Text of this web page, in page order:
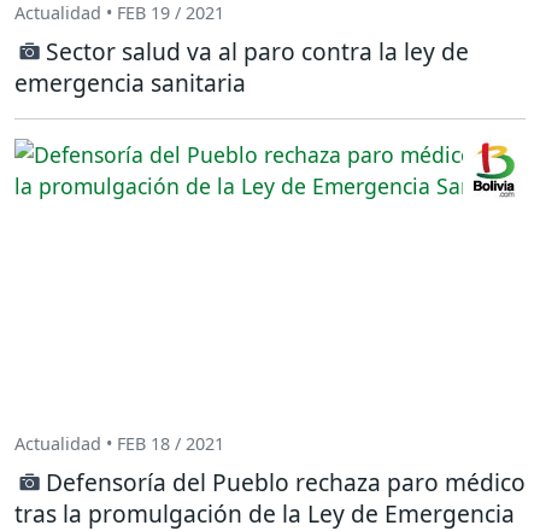
Actualidad • FEB 19 / 2021
Sector salud va al paro contra la ley de
emergencia sanitaria
Actualidad • FEB 18 / 2021
Defensoría del Pueblo rechaza paro médico
tras la promulgación de la Ley de Emergencia